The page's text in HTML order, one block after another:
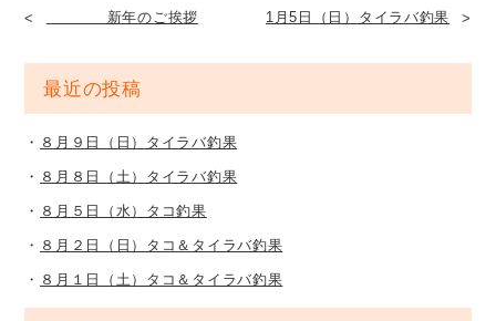
新年のご挨拶 1月5日（日）タイラバ釣果
最近の投稿
８月９日（日）タイラバ釣果
８月８日（土）タイラバ釣果
８月５日（水）タコ釣果
８月２日（日）タコ＆タイラバ釣果
８月１日（土）タコ＆タイラバ釣果